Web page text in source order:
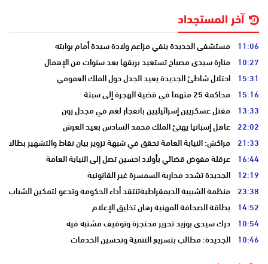
آخر المستجداد
11:06 مستشفى الجديدة ينفي مزاعم ولادة سيدة أمام بوابته
10:27 منارة سيدي مصباح تستعيد بريقها بعد سنوات من الإهمال
15:31 احتلال شاطئ الجديدة يعيد الجدل حول الملك العمومي
15:16 محاكمة 25 متهما في قضية الهجرة إلى سبتة
13:33 مقتل عسكريين إسرائيليين بانفجار لغم في مجدل زون
22:02 عاهل إسبانيا يهنئ الملك محمد السادس بعيد العرش
21:33 مراكش: النيابة العامة تحقق في شبهة تزوير بيان نقاط والتشهير بطالب
16:44 عرقلة مفوض قضائي بأولاد احسين تصل إلى النيابة العامة
12:19 الجديدة تشدد محاربة السمسرة غير القانونية
23:38 منظمة الشبيبة الديمقراطيةتنتقد أداء الحكومة وتدعو لتمكين الشباب
14:52 بطاقة الصحافة المهنية رهان تخليق الإعلام
10:54 درك سيدي بوزيد تحرير محتجزة وتوقيف مشتبه فيه
10:46 الجديدة: مطالب بتسريع التنمية وتحسين الخدمات